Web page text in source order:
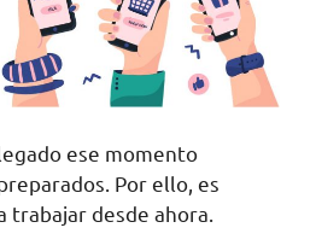
ese momento
Por ello, es
trabajar desde ahora.